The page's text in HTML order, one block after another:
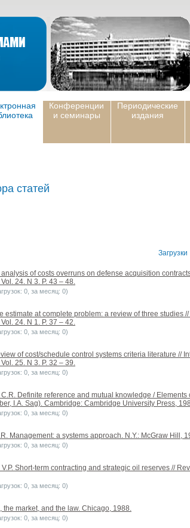
Конференции
и семинары
Периодические
издания
статей
Загрузки
of costs overruns on defense acquisition
24. N 3. P. 43 – 48.
0, за месяц: 0)
estimate at complete problem: a review of three studies
24. N 1. P. 37 – 42.
0, за месяц: 0)
of cost/schedule control systems criteria literature //
25. N 3. P. 32 – 39.
0, за месяц: 0)
Definite reference and mutual knowledge /
I.A. Sag). Cambridge: Cambridge University Press,
0, за месяц: 0)
Management: a systems approach. N.Y.: McGraw Hill,
0, за месяц: 0)
Short-term contracting and strategic oil reserves //
0, за месяц: 0)
the market, and the law. Chicago, 1988.
0, за месяц: 0)